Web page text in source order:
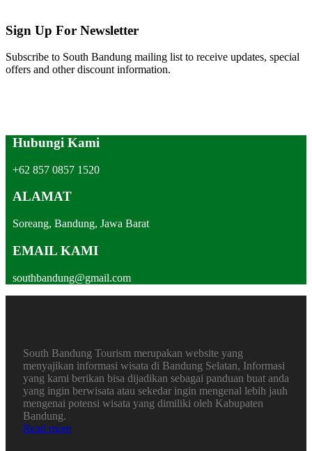
Sign Up For Newsletter
Subscribe to South Bandung mailing list to receive updates, special
offers and other discount information.
Hubungi Kami
+62 857 0857 1520
ALAMAT
Soreang, Bandung, Jawa Barat
EMAIL KAMI
southbandung@gmail.com
South Bandung Tourism merupakan website yang
menyajikan informasi wisata di Bandung Selatan, Informasi
yang kami berikan bisa dijadikan sebagai panduan buat anda
yang ingin berwisata atau sekedar ingin mengenal lebih jauh
mengenai potensi wisata yang dimiliki oleh Kabupaten
Bandung.
Read more